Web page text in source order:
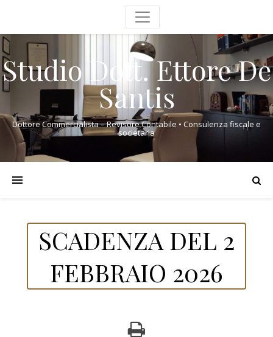
Studio Dott. Ettore De
Santis
Dottore Commercialista – Revisore Contabile • Consulenza fiscale e
societaria
SCADENZA DEL 2
FEBBRAIO 2026